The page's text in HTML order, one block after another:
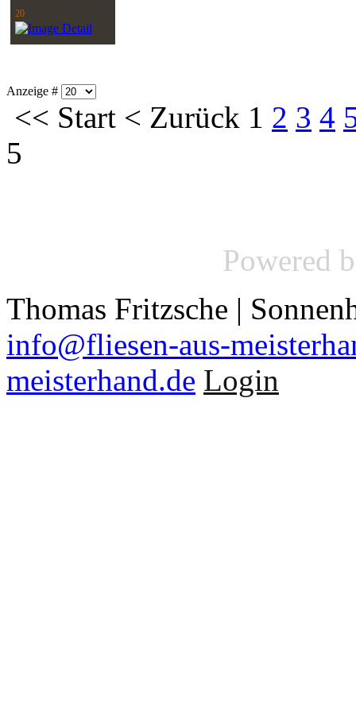
20
Anzeige #
<< Start < Zurück 1 2 3 4
5
Powered
Thomas Fritzsche |
info@fliesen-aus-
meisterhand.de Login